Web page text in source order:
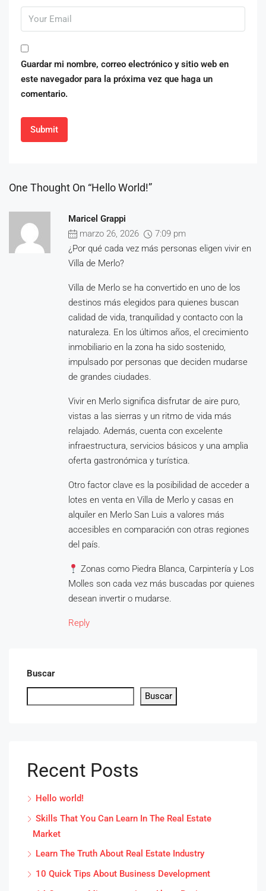
Guardar mi nombre, correo electrónico y sitio web en
este navegador para la próxima vez que haga un
comentario.
One Thought On “Hello World!”
Maricel Grappi
marzo 26, 2026
7:09 pm
¿Por qué cada vez más personas eligen vivir en
Villa de Merlo?
Villa de Merlo se ha convertido en uno de los
destinos más elegidos para quienes buscan
calidad de vida, tranquilidad y contacto con la
naturaleza. En los últimos años, el crecimiento
inmobiliario en la zona ha sido sostenido,
impulsado por personas que deciden mudarse
de grandes ciudades.
Vivir en Merlo significa disfrutar de aire puro,
vistas a las sierras y un ritmo de vida más
relajado. Además, cuenta con excelente
infraestructura, servicios básicos y una amplia
oferta gastronómica y turística.
Otro factor clave es la posibilidad de acceder a
lotes en venta en Villa de Merlo y casas en
alquiler en Merlo San Luis a valores más
accesibles en comparación con otras regiones
del país.
Zonas como Piedra Blanca, Carpintería y Los
Molles son cada vez más buscadas por quienes
desean invertir o mudarse.
Reply
Buscar
Buscar
Recent Posts
Hello world!
Skills That You Can Learn In The Real Estate
Market
Learn The Truth About Real Estate Industry
10 Quick Tips About Business Development